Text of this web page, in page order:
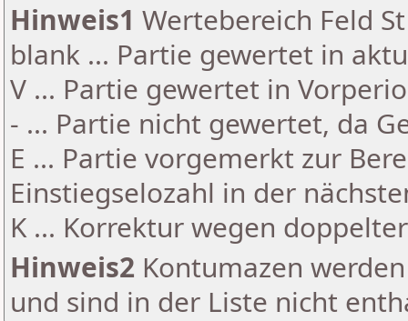
Hinweis1 Wertebereich Feld
blank ... Partie gewertet in
V ... Partie gewertet in
- ... Partie nicht gewertet, da
E ... Partie vorgemerkt zur
Einstiegselozahl in der
K ... Korrektur wegen
Hinweis2 Kontumazen
und sind in der Liste nicht